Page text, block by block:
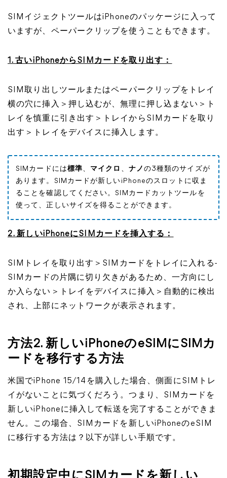
SIMイジェクトツールはiPhoneのパッケージに入って
いますが、ペーパークリップを使うこともできます。
1. 古いiPhoneからSIMカードを取り出す：
SIM取り出しツールまたはペーパークリップをトレイ
横の穴に挿入＞押し込むが、無理に押し込まない＞ト
レイを慎重に引き出す＞トレイからSIMカードを取り
出す＞トレイをデバイスに挿入します。
SIMカードには標準、 マイクロ 、 ナノ の3種類のサイズが
あります。SIMカードが新しいiPhoneのスロットに収ま
ることを確認してください。SIMカードカットツールを
使って、正しいサイズを得ることができます。
2. 新しいiPhoneにSIMカードを挿入する：
SIMトレイを取り出す＞SIMカードをトレイに入れる-
SIMカードの片隅に切り欠きがあるため、一方向にし
か入らない＞トレイをデバイスに挿入＞自動的に検出
され、上部にネットワークが表示されます。
方法2. 新しいiPhoneのeSIMにSIMカ
ードを移行する方法
米国でiPhone 15/14を購入した場合、側面にSIMトレ
イがないことに気づくだろう。つまり、SIMカードを
新しいiPhoneに挿入して転送を完了することができま
せん。この場合、SIMカードを新しいiPhoneのeSIM
に移行する方法は？以下が詳しい手順です。